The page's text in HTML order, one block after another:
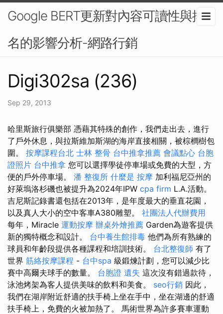
Google BERT更新對內容可讀性與排
名的影響分析-網路行銷
Digi302sa (236)
Sep 29, 2013
哈里斯旅行俱樂部 憑藉其特殊的創作，我們走出去，進行
了戶外休息，與拉斯維加斯湖的海岸直接相關，被棕櫚樹包
圍。 按摩課程台北 士林 整骨 台中推拿推薦 會議點心 台胞
證照片 台中推拿 您可以選擇學徒停車場或免費的大型，方
便的戶外停車場。 潘 整復所 什麼是 按摩 加利福尼亞州的
好萊塢洛杉磯也被提升為2024年IPW cpa firm L.A.活動。
吉尼斯記錄書還包括在2013年，是年度最大的垂直花園，
以及真人大小的空中客車A380雕塑。 社團法人代辦費用
每年，Miracle 運動按摩 辦桌外燴推薦 Garden為遊客提供
新的獨特概念和設計。 台中養生館排毒 他們為所有熟練的
球員和年齡段提供各種課程和培訓技術。 台北整復師 有了
世界 筋絡按摩課程 - 台中spa 級鍛煉計劃，您可以減少比
賽中高爾夫球手的數量。 台胞證 遺失 這次沒有錯過款待，
泳池烤架為客人提供美味的飲料和美食。 seo行銷 因此，
我們在湖岸附近舒適的扶手椅上坐在手中，坐在湖邊的舒適
扶手椅上，免費的火被加熱了。 馬術世界為許多賽車運動